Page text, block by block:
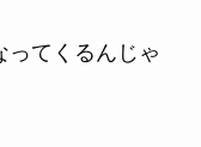
ってくるんじゃ